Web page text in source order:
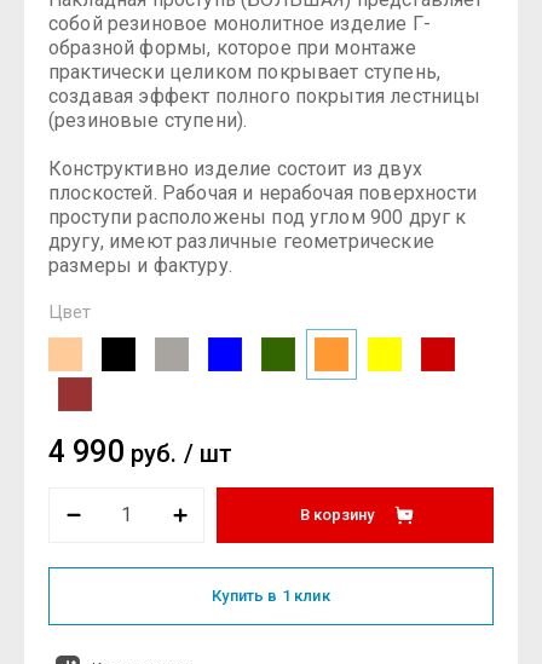
собой резиновое монолитное изделие Г-
образной формы, которое при монтаже
практически целиком покрывает ступень,
создавая эффект полного покрытия лестницы
(резиновые ступени).
Конструктивно изделие состоит из двух
плоскостей. Рабочая и нерабочая поверхности
проступи расположены под углом 900 друг к
другу, имеют различные геометрические
размеры и фактуру.
Цвет
4 990 руб. / шт
В корзину
Купить в 1 клик